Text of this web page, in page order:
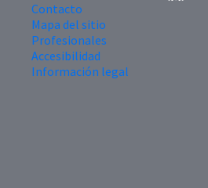
Contacto
Mapa del sitio
Profesionales
Accesibilidad
Información legal